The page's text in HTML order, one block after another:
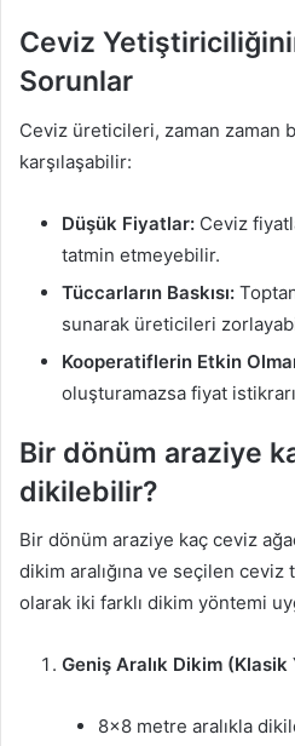
Ceviz
Sorunlar
Ceviz üreticileri, zaman zaman
karşılaşabilir:
Düşük Fiyatlar: Ceviz
tatmin etmeyebilir.
Tüccarların Baskısı:
sunarak üreticileri
Kooperatiflerin Etkin
oluşturamazsa fiyat
Bir dönüm araziye
dikilebilir?
Bir dönüm araziye kaç ceviz
dikim aralığına ve seçilen ceviz
olarak iki farklı dikim yöntemi
Geniş Aralık Dikim
8×8 metre aralıkla